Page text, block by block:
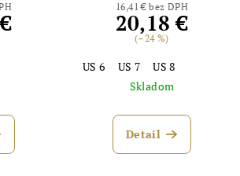
16,41 € bez DPH
20,18 €
(–24 %)
US 6 US 7
US 8
Skladom
Detail